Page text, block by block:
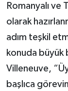
Romanyalı ve
olarak
adım teşkil
konuda
Villeneuve,
başlıca